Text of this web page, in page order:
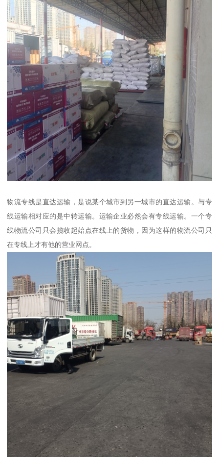
物流专线是直达运输，是说某个城市到另一城市的直达运输。与专
线运输相对应的是中转运输。运输企业必然会有专线运输。一个专
线物流公司只会揽收起始点在线上的货物，因为这样的物流公司只
在专线上才有他的营业网点。